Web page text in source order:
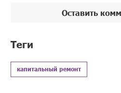
Оставить
Теги
капитальный ремонт